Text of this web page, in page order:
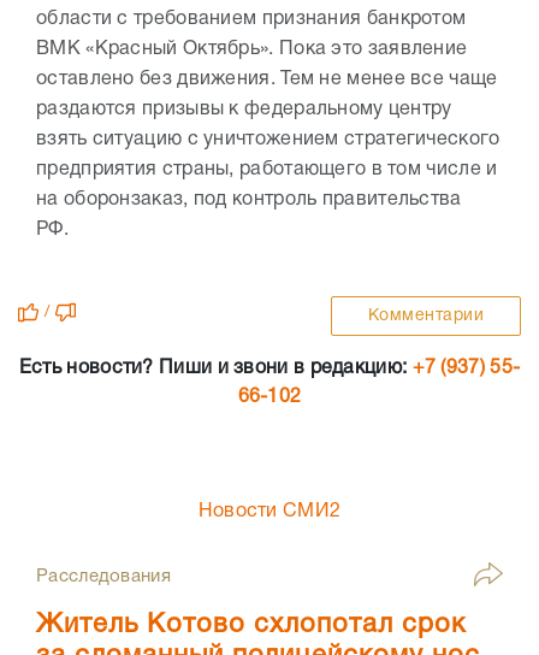
области с требованием признания банкротом
ВМК «Красный Октябрь». Пока это заявление
оставлено без движения. Тем не менее все чаще
раздаются призывы к федеральному центру
взять ситуацию с уничтожением стратегического
предприятия страны, работающего в том числе и
на оборонзаказ, под контроль правительства
РФ.
/ Комментарии
Есть новости? Пиши и звони в редакцию: +7 (937) 55-
66-102
Новости СМИ2
Расследования
Житель Котово схлопотал срок